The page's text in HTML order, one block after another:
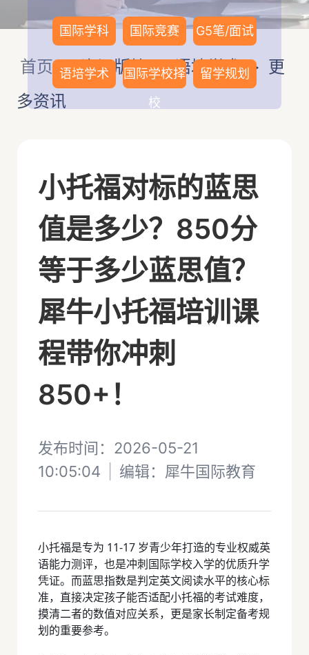
国际学科 国际竞赛 G5笔/面试
语培学术
国际学校择
校
留学规划
首页>资讯版块>语培学术> 更
多资讯
小托福对标的蓝思
值是多少？850分
等于多少蓝思值？
犀牛小托福培训课
程带你冲刺
850+！
发布时间：2026-05-21
10:05:04
编辑： 犀牛国际教育
小托福是专为 11-17 岁青少年打造的专业权威英
语能力测评，也是冲刺国际学校入学的优质升学
凭证。而蓝思指数是判定英文阅读水平的核心标
准，直接决定孩子能否适配小托福的考试难度，
摸清二者的数值对应关系，更是家长制定备考规
划的重要参考。